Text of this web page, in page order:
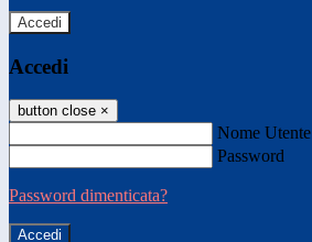
Accedi
Accedi
button close ×
Nome Utente
Password
Password dimenticata?